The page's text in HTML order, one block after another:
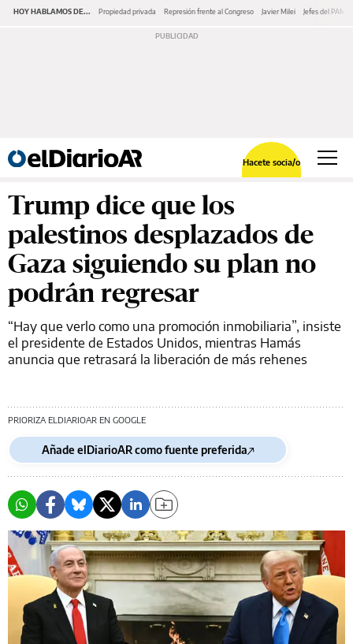
HOY HABLAMOS DE... Propiedad privada Represión frente al Congreso Javier Milei Jefes del PAMI
Hacete socia/o
Trump dice que los
palestinos desplazados de
Gaza siguiendo su plan no
podrán regresar
“Hay que verlo como una promoción inmobiliaria”, insiste
el presidente de Estados Unidos, mientras Hamás
anuncia que retrasará la liberación de más rehenes
PRIORIZA ELDIARIOAR EN GOOGLE
Añade elDiarioAR como fuente preferida